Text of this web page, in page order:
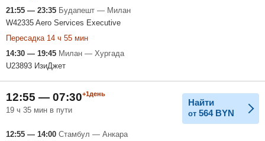
21:55 — 23:35 Будапешт — Милан
W42335 Aero Services Executive
Пересадка 14 ч 55 мин
14:30 — 19:45 Милан — Хургада
U23893 ИзиДжет
12:55 — 07:30+1день
19 ч 35 мин в пути
Найти
от 564 BYN
12:55 — 14:00 Стамбул — Анкара